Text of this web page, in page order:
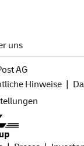
uns
AG
Hinweise